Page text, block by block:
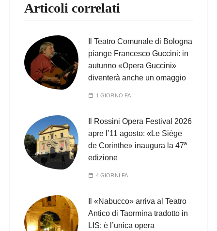
Articoli correlati
Il Teatro Comunale di Bologna
piange Francesco Guccini: in
autunno «Opera Guccini»
diventerà anche un omaggio
1 GIORNO FA
Il Rossini Opera Festival 2026
apre l’11 agosto: «Le Siège
de Corinthe» inaugura la 47ª
edizione
4 GIORNI FA
Il «Nabucco» arriva al Teatro
Antico di Taormina tradotto in
LIS: è l’unica opera